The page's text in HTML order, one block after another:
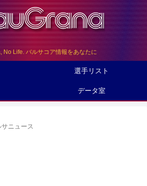
No Life. バルサコア情報をあなたに
選手リスト
データ室
ニュース